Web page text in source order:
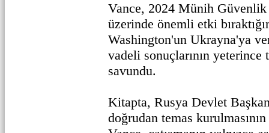
Vance, 2024 Münih Güvenlik
üzerinde önemli etki
Washington'un Ukrayna'ya
vadeli sonuçlarının yeterince
savundu.
Kitapta, Rusya Devlet
doğrudan temas